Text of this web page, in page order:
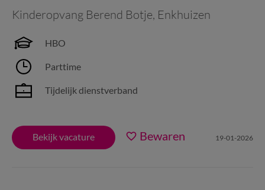
Kinderopvang Berend Botje, Enkhuizen
HBO
Parttime
Tijdelijk dienstverband
Bekijk vacature Bewaren 19-01-2026